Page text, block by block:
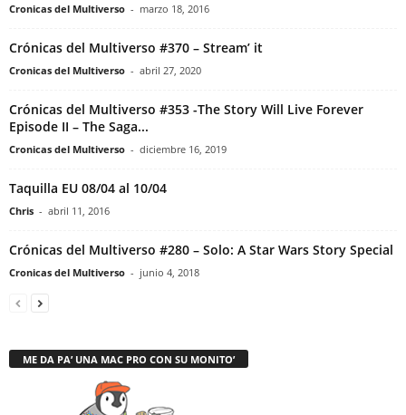
Cronicas del Multiverso - marzo 18, 2016
Crónicas del Multiverso #370 – Stream’ it
Cronicas del Multiverso - abril 27, 2020
Crónicas del Multiverso #353 -The Story Will Live Forever
Episode II – The Saga...
Cronicas del Multiverso - diciembre 16, 2019
Taquilla EU 08/04 al 10/04
Chris - abril 11, 2016
Crónicas del Multiverso #280 – Solo: A Star Wars Story Special
Cronicas del Multiverso - junio 4, 2018
ME DA PA’ UNA MAC PRO CON SU MONITO’